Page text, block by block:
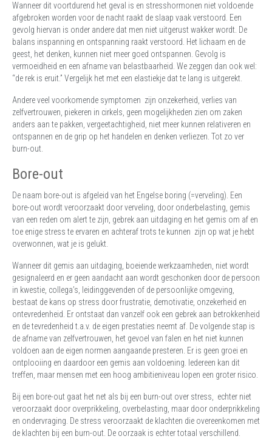
Wanneer dit voortdurend het geval is en stresshormonen niet voldoende
afgebroken worden voor de nacht raakt de slaap vaak verstoord. Een
gevolg hiervan is onder andere dat men niet uitgerust wakker wordt. De
balans inspanning en ontspanning raakt verstoord. Het lichaam en de
geest, het denken, kunnen niet meer goed ontspannen. Gevolg is
vermoeidheid en een afname van belastbaarheid. We zeggen dan ook wel:
“de rek is eruit.” Vergelijk het met een elastiekje dat te lang is uitgerekt.
Andere veel voorkomende symptomen zijn onzekerheid, verlies van
zelfvertrouwen, piekeren in cirkels, geen mogelijkheden zien om zaken
anders aan te pakken, vergeetachtigheid, niet meer kunnen relativeren en
ontspannen en de grip op het handelen en denken verliezen. Tot zo ver
burn-out.
Bore-out
De naam bore-out is afgeleid van het Engelse boring (=verveling). Een
bore-out wordt veroorzaakt door verveling, door onderbelasting, gemis
van een reden om alert te zijn, gebrek aan uitdaging en het gemis om af en
toe enige stress te ervaren en achteraf trots te kunnen zijn op wat je hebt
overwonnen, wat je is gelukt.
Wanneer dit gemis aan uitdaging, boeiende werkzaamheden, niet wordt
gesignaleerd en er geen aandacht aan wordt geschonken door de persoon
in kwestie, collega’s, leidinggevenden of de persoonlijke omgeving,
bestaat de kans op stress door frustratie, demotivatie, onzekerheid en
ontevredenheid. Er ontstaat dan vanzelf ook een gebrek aan betrokkenheid
en de tevredenheid t.a.v. de eigen prestaties neemt af. De volgende stap is
de afname van zelfvertrouwen, het gevoel van falen en het niet kunnen
voldoen aan de eigen normen aangaande presteren. Er is geen groei en
ontplooiing en daardoor een gemis aan voldoening. Iedereen kan dit
treffen, maar mensen met een hoog ambitieniveau lopen een groter risico.
Bij een bore-out gaat het net als bij een burn-out over stress, echter niet
veroorzaakt door overprikkeling, overbelasting, maar door onderprikkeling
en ondervraging. De stress veroorzaakt de klachten die overeenkomen met
de klachten bij een burn-out. De oorzaak is echter totaal verschillend.